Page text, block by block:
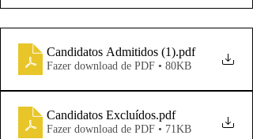
Candidatos Admitidos (1).pdf
Fazer download de PDF • 80KB
Candidatos Excluídos.pdf
Fazer download de PDF • 71KB